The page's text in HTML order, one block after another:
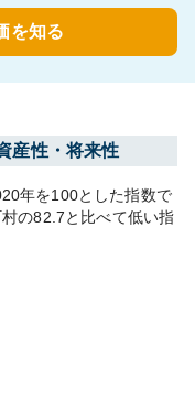
を知る
産性・将来性
年を100とした指数で
の82.7と比べて低い指